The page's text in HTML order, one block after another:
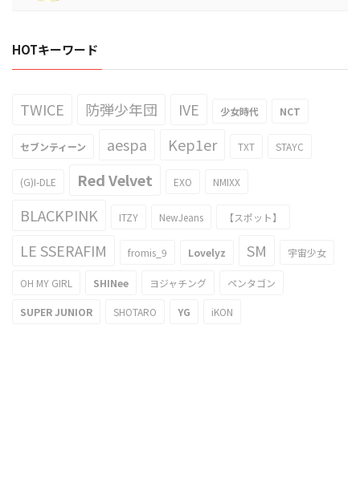
HOTキーワード
TWICE 防弾少年団 IVE 少女時代 NCT
セブンティーン aespa Kep1er TXT STAYC
(G)I-DLE Red Velvet EXO NMIXX
BLACKPINK ITZY NewJeans 【スポット】
LE SSERAFIM fromis_9 Lovelyz SM 宇宙少女
OH MY GIRL SHINee ヨジャチング ペンタゴン
SUPER JUNIOR SHOTARO YG iKON